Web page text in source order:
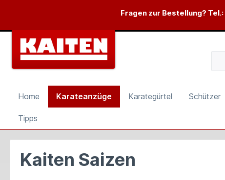
Zur Hauptnavigation springenFragen zur Bestellung? Tel.:
Home Karateanzüge Karategürtel Schützer
Tipps
Kaiten Saizen